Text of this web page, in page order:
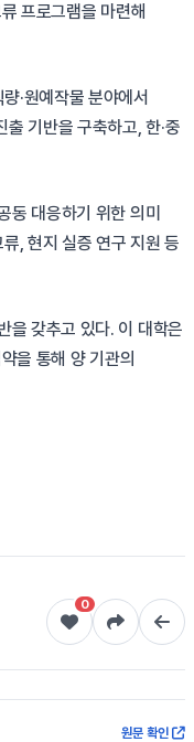
프로그램을 마련해
·원예작물 분야에서
기반을 구축하고, 한·중
동 대응하기 위한 의미
, 현지 실증 연구 지원 등
을 갖추고 있다. 이 대학은
을 통해 양 기관의
0
원문 확인